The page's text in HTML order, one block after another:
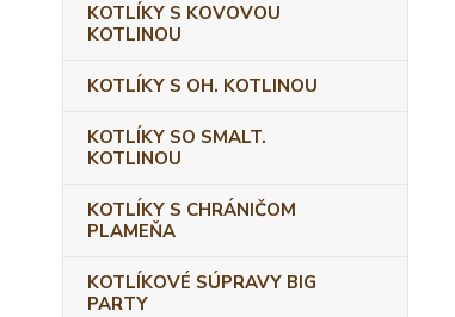
KOTLÍKY S KOVOVOU
KOTLINOU
KOTLÍKY S OH. KOTLINOU
KOTLÍKY SO SMALT.
KOTLINOU
KOTLÍKY S CHRÁNIČOM
PLAMEŇA
KOTLÍKOVÉ SÚPRAVY BIG
PARTY